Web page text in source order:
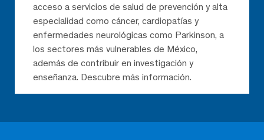
acceso a servicios de salud de prevención y alta
especialidad como cáncer, cardiopatías y
enfermedades neurológicas como Parkinson, a
los sectores más vulnerables de México,
además de contribuir en investigación y
enseñanza. Descubre más información.